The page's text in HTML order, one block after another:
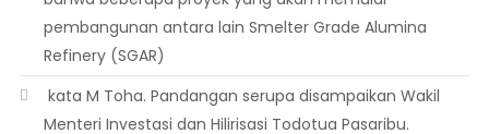
pembangunan antara lain Smelter Grade Alumina
Refinery (SGAR)
 kata M Toha. Pandangan serupa disampaikan Wakil
Menteri Investasi dan Hilirisasi Todotua Pasaribu.